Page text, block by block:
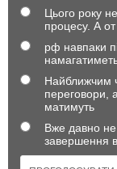
Цього року
процесу. А
рф навпаки
Найближчим
переговори,
матимуть
Вже давно
завершення